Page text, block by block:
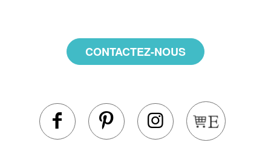
CONTACTEZ-NOUS